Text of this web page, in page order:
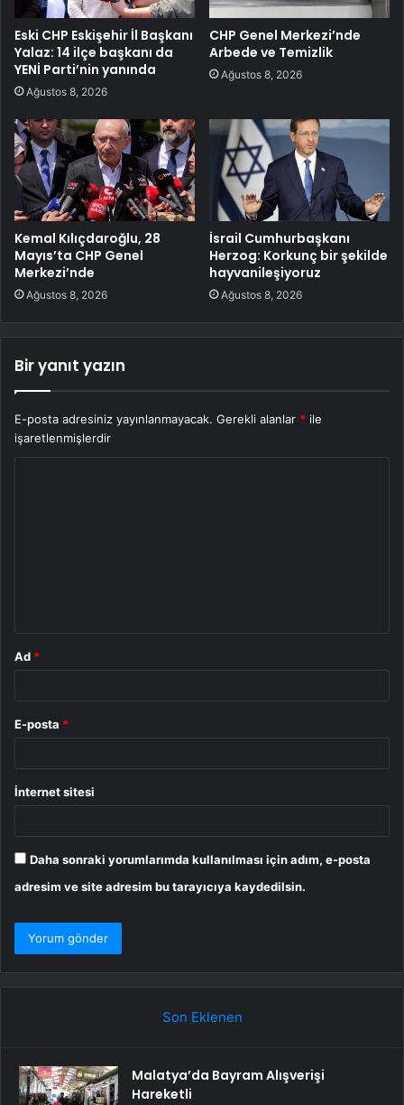
Eski CHP Eskişehir İl Başkanı
Yalaz: 14 ilçe başkanı da
YENİ Parti’nin yanında
Ağustos 8, 2026
CHP Genel Merkezi’nde
Arbede ve Temizlik
Ağustos 8, 2026
Kemal Kılıçdaroğlu, 28
Mayıs’ta CHP Genel
Merkezi’nde
Ağustos 8, 2026
İsrail Cumhurbaşkanı
Herzog: Korkunç bir şekilde
hayvanileşiyoruz
Ağustos 8, 2026
Bir yanıt yazın
E-posta adresiniz yayınlanmayacak. Gerekli alanlar * ile
işaretlenmişlerdir
Ad *
E-posta *
İnternet sitesi
Daha sonraki yorumlarımda kullanılması için adım, e-posta
adresim ve site adresim bu tarayıcıya kaydedilsin.
Son Eklenen
Malatya’da Bayram Alışverişi
Hareketli